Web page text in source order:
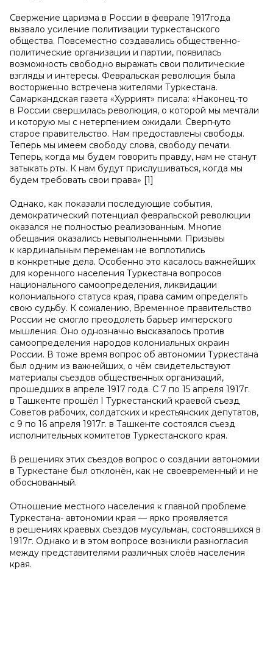
Свержение царизма в России в феврале 1917года
вызвало усиление политизации туркестанского
общества. Повсеместно создавались общественно-
политические организации и партии, появилась
возможность свободно выражать свои политические
взгляды и интересы. Февральская революция была
восторженно встречена жителями Туркестана.
Самаркандская газета «Хуррият» писала: «Наконец-то
в России свершилась революция, о которой мы мечтали
и которую мы с нетерпением ожидали. Свергнуто
старое правительство. Нам предоставлены свободы.
Теперь мы имеем свободу слова, свободу печати.
Теперь, когда мы будем говорить правду, нам не станут
затыкать рты. К нам будут прислушиваться, когда мы
будем требовать свои права» [1]
Однако, как показали последующие события,
демократический потенциал февральской революции
оказался не полностью реализованным. Многие
обещания оказались невыполненными. Призывы
к кардинальным переменам не воплотились
в конкретные дела. Особенно это касалось важнейших
для коренного населения Туркестана вопросов
национального самоопределения, ликвидации
колониального статуса края, права самим определять
свою судьбу. К сожалению, Временное правительство
России не смогло преодолеть барьер имперского
мышления. Оно однозначно высказалось против
самоопределения народов колониальных окраин
России. В тоже время вопрос об автономии Туркестана
был одним из важнейших, о чём свидетельствуют
материалы съездов общественных организаций,
прошедших в апреле 1917 года. С 7 по 15 апреля 1917г.
в Ташкенте прошёл I Туркестанский краевой съезд
Советов рабочих, солдатских и крестьянских депутатов,
с 9 по 16 апреля 1917г. в Ташкенте состоялся съезд
исполнительных комитетов Туркестанского края.
В решениях этих съездов вопрос о создании автономии
в Туркестане был отклонён, как не своевременный и не
обоснованный.
Отношение местного населения к главной проблеме
Туркестана- автономии края — ярко проявляется
в решениях краевых съездов мусульман, состоявшихся в
1917г. Однако и в этом вопросе возникли разногласия
между представителями различных слоёв населения
края.